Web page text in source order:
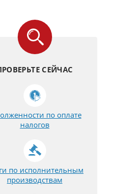
СЕЙЧАС
по оплате
налогов
по исполнительным
производствам